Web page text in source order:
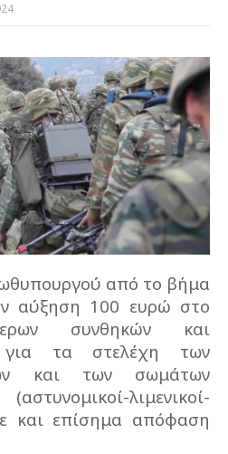
από το βήμα
αύξηση 100 ευρώ στο
συνθηκών και
για τα στελέχη των
και των σωμάτων
λιμενικοί-
και επίσημα απόφαση